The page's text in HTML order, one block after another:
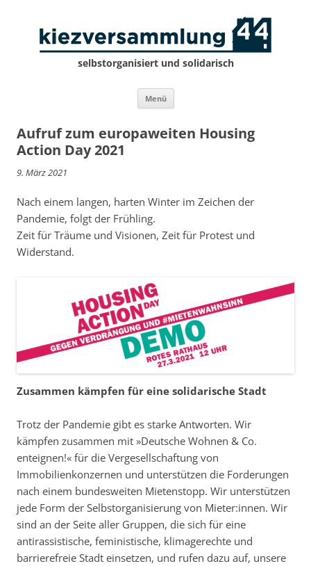
selbstorganisiert und solidarisch
Menü Zum
springen
Aufruf zum europaweiten Housing
Action Day 2021
9. März 2021
Nach einem langen, harten Winter im Zeichen der
Pandemie, folgt der Frühling.
Zeit für Träume und Visionen, Zeit für Protest und
Widerstand.
Zusammen kämpfen für eine solidarische Stadt
Trotz der Pandemie gibt es starke Antworten. Wir
kämpfen zusammen mit »Deutsche Wohnen & Co.
enteignen!« für die Vergesellschaftung von
Immobilienkonzernen und unterstützen die Forderungen
nach einem bundesweiten Mietenstopp. Wir unterstützen
jede Form der Selbstorganisierung von Mieter:innen. Wir
sind an der Seite aller Gruppen, die sich für eine
antirassistische, feministische, klimagerechte und
barrierefreie Stadt einsetzen, und rufen dazu auf, unsere